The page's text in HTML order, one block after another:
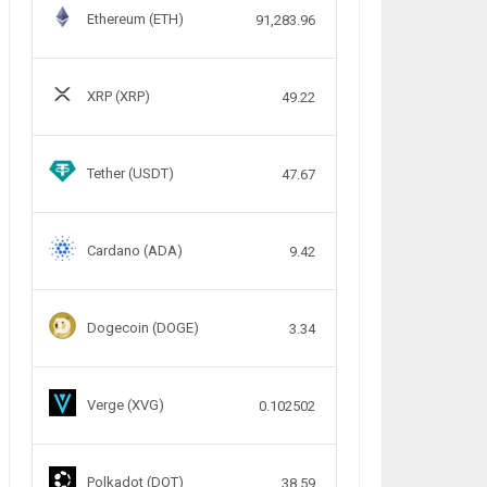
Ethereum (ETH) 91,283.96
XRP (XRP) 49.22
Tether (USDT) 47.67
Cardano (ADA) 9.42
Dogecoin (DOGE) 3.34
Verge (XVG) 0.102502
Polkadot (DOT) 38.59